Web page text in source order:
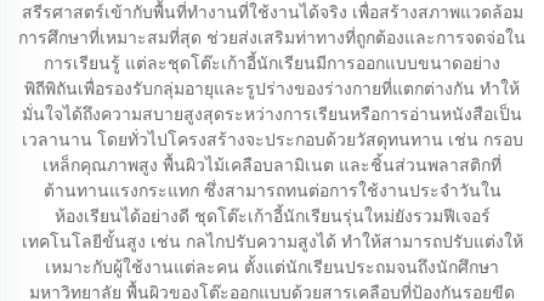
สรีรศาสตร์เข้ากับพื้นที่ทำงานที่ใช้งานได้จริง เพื่อสร้างสภาพแวดล้อม
การศึกษาที่เหมาะสมที่สุด ช่วยส่งเสริมท่าทางที่ถูกต้องและการจดจ่อใน
การเรียนรู้ แต่ละชุดโต๊ะเก้าอี้นักเรียนมีการออกแบบขนาดอย่าง
พิถีพิถันเพื่อรองรับกลุ่มอายุและรูปร่างของร่างกายที่แตกต่างกัน ทำให้
มั่นใจได้ถึงความสบายสูงสุดระหว่างการเรียนหรือการอ่านหนังสือเป็น
เวลานาน โดยทั่วไปโครงสร้างจะประกอบด้วยวัสดุทนทาน เช่น กรอบ
เหล็กคุณภาพสูง พื้นผิวไม้เคลือบลามิเนต และชิ้นส่วนพลาสติกที่
ต้านทานแรงกระแทก ซึ่งสามารถทนต่อการใช้งานประจำวันใน
ห้องเรียนได้อย่างดี ชุดโต๊ะเก้าอี้นักเรียนรุ่นใหม่ยังรวมฟีเจอร์
เทคโนโลยีขั้นสูง เช่น กลไกปรับความสูงได้ ทำให้สามารถปรับแต่งให้
เหมาะกับผู้ใช้งานแต่ละคน ตั้งแต่นักเรียนประถมจนถึงนักศึกษา
มหาวิทยาลัย พื้นผิวของโต๊ะออกแบบด้วยสารเคลือบที่ป้องกันรอยขีด